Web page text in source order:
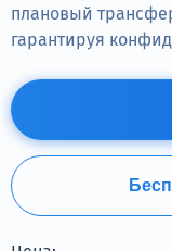
Круглосуточно,
Адрес call-центра
плановый
гарантируя